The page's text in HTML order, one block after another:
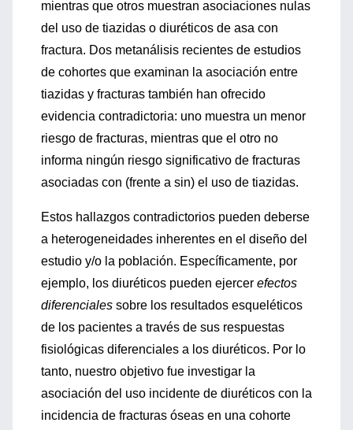
mientras que otros muestran asociaciones nulas
del uso de tiazidas o diuréticos de asa con
fractura. Dos metanálisis recientes de estudios
de cohortes que examinan la asociación entre
tiazidas y fracturas también han ofrecido
evidencia contradictoria: uno muestra un menor
riesgo de fracturas, mientras que el otro no
informa ningún riesgo significativo de fracturas
asociadas con (frente a sin) el uso de tiazidas.
Estos hallazgos contradictorios pueden deberse
a heterogeneidades inherentes en el diseño del
estudio y/o la población. Específicamente, por
ejemplo, los diuréticos pueden ejercer efectos
diferenciales sobre los resultados esqueléticos
de los pacientes a través de sus respuestas
fisiológicas diferenciales a los diuréticos. Por lo
tanto, nuestro objetivo fue investigar la
asociación del uso incidente de diuréticos con la
incidencia de fracturas óseas en una cohorte